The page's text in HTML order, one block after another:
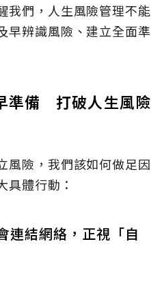
我們，人生風險管理不能
早辨識風險、建立全面準
準備 打破人生風險
風險，我們該如何做足因
具體行動：
連結網絡，正視「自